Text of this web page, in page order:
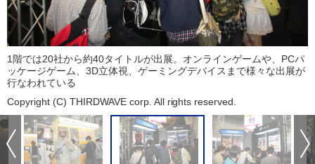
1階では20社から約40タイトルが出展。オンラインゲームや、PCパ
ッケージゲーム、3D立体視、ゲーミングデバイスまで様々な出展が
行なわれている
Copyright (C) THIRDWAVE corp. All rights reserved.